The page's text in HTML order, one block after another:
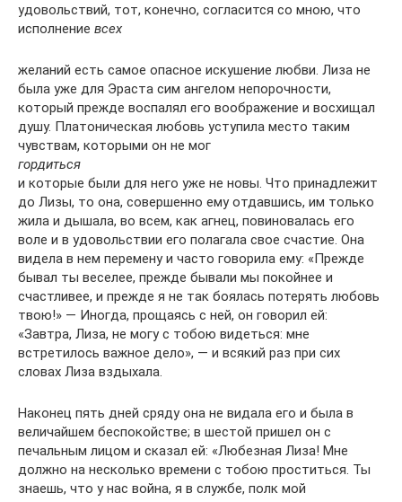
удовольствий, тот, конечно, согласится со мною, что
исполнение всех
желаний есть самое опасное искушение любви. Лиза не
была уже для Эраста сим ангелом непорочности,
который прежде воспалял его воображение и восхищал
душу. Платоническая любовь уступила место таким
чувствам, которыми он не мог
гордиться
и которые были для него уже не новы. Что принадлежит
до Лизы, то она, совершенно ему отдавшись, им только
жила и дышала, во всем, как агнец, повиновалась его
воле и в удовольствии его полагала свое счастие. Она
видела в нем перемену и часто говорила ему: «Прежде
бывал ты веселее, прежде бывали мы покойнее и
счастливее, и прежде я не так боялась потерять любовь
твою!» — Иногда, прощаясь с ней, он говорил ей:
«Завтра, Лиза, не могу с тобою видеться: мне
встретилось важное дело», — и всякий раз при сих
словах Лиза вздыхала.
Наконец пять дней сряду она не видала его и была в
величайшем беспокойстве; в шестой пришел он с
печальным лицом и сказал ей: «Любезная Лиза! Мне
должно на несколько времени с тобою проститься. Ты
знаешь, что у нас война, я в службе, полк мой